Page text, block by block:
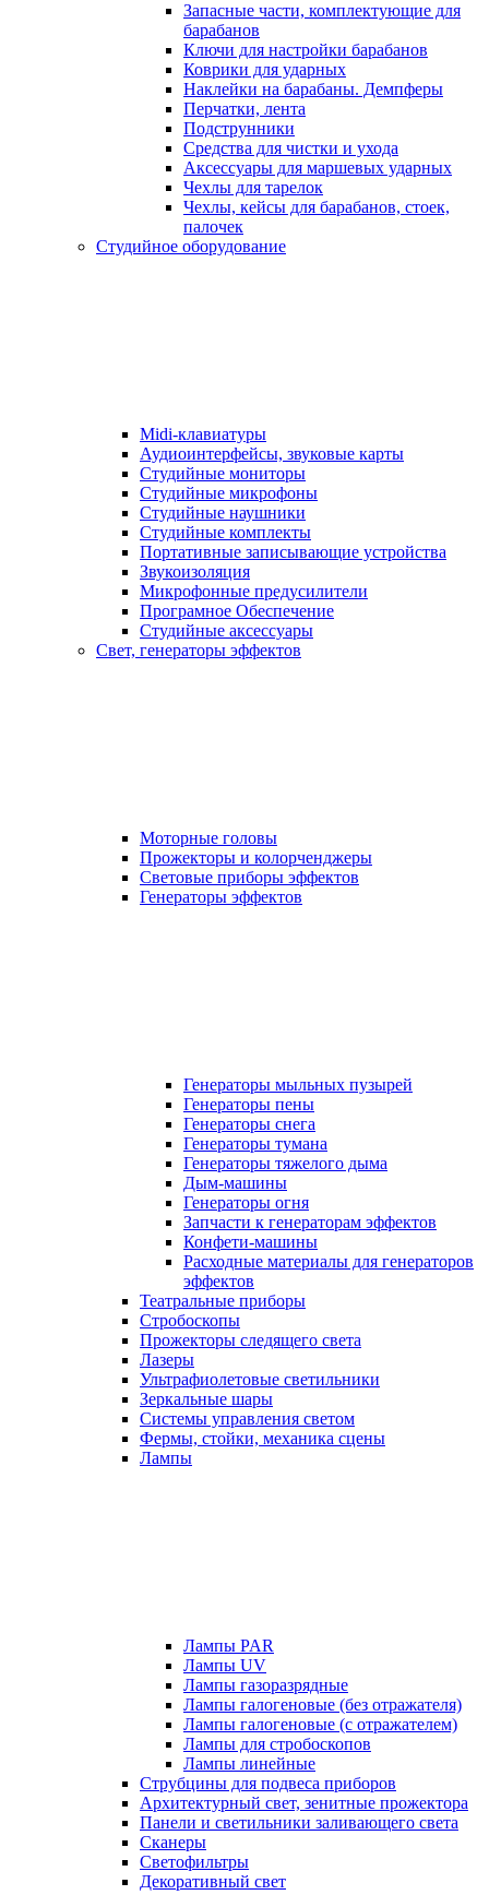
Запасные части, комплектующие для
барабанов
Ключи для настройки барабанов
Коврики для ударных
Наклейки на барабаны. Демпферы
Перчатки, лента
Подструнники
Средства для чистки и ухода
Аксессуары для маршевых ударных
Чехлы для тарелок
Чехлы, кейсы для барабанов, стоек,
палочек
Студийное оборудование
Midi-клавиатуры
Аудиоинтерфейсы, звуковые карты
Студийные мониторы
Студийные микрофоны
Студийные наушники
Студийные комплекты
Портативные записывающие устройства
Звукоизоляция
Микрофонные предусилители
Програмное Обеспечение
Студийные аксессуары
Свет, генераторы эффектов
Моторные головы
Прожекторы и колорченджеры
Световые приборы эффектов
Генераторы эффектов
Генераторы мыльных пузырей
Генераторы пены
Генераторы снега
Генераторы тумана
Генераторы тяжелого дыма
Дым-машины
Генераторы огня
Запчасти к генераторам эффектов
Конфети-машины
Расходные материалы для генераторов
эффектов
Театральные приборы
Стробоскопы
Прожекторы следящего света
Лазеры
Ультрафиолетовые светильники
Зеркальные шары
Системы управления светом
Фермы, стойки, механика сцены
Лампы
Лампы PAR
Лампы UV
Лампы газоразрядные
Лампы галогеновые (без отражателя)
Лампы галогеновые (с отражателем)
Лампы для стробоскопов
Лампы линейные
Струбцины для подвеса приборов
Архитектурный свет, зенитные прожектора
Панели и светильники заливающего света
Сканеры
Светофильтры
Декоративный свет